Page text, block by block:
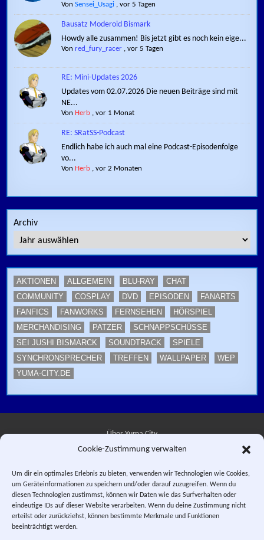
Cookie-Zustimmung verwalten
Um dir ein optimales Erlebnis zu bieten, verwenden wir Technologien wie Cookies,
um Geräteinformationen zu speichern und/oder darauf zuzugreifen. Wenn du
diesen Technologien zustimmst, können wir Daten wie das Surfverhalten oder
eindeutige IDs auf dieser Website verarbeiten. Wenn du deine Zustimmung nicht
erteilst oder zurückziehst, können bestimmte Merkmale und Funktionen
beeinträchtigt werden.
VonSensei_Usagi ,vor 5 Tagen
Bausatz Moderoid Bismark
Howdy alle zusammen! Bis jetzt gibt es noch kein eige...
Vonred_fury_racer ,vor 5 Tagen
RE: Mini-Updates 2026
Updates vom 02.07.2026 Die neuen Beiträge sind mit
NE...
Von Herb ,vor 1 Monat
RE: SRatSS-Podcast
Endlich habe ich auch mal eine Podcast-Episodenfolge
vo...
Von Herb ,vor 2 Monaten
Archiv
AKTIONEN ALLGEMEIN BLU-RAY
CHAT
COMMUNITY
COSPLAY DVD EPISODEN
FANARTS
FANFICS
FANWORKS FERNSEHEN
HÖRSPIEL
MERCHANDISING
PATZER
SCHNAPPSCHÜSSE
SEI JUSHI BISMARCK
SOUNDTRACK
SPIELE
SYNCHRONSPRECHER
TREFFEN WALLPAPER
WEP
YUMA-CITY.DE
Über Yuma City
Datenschutzerklärung
Impressum